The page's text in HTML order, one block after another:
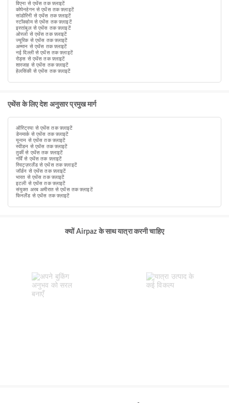
विएना से एथेंस तक फ़्लाइटें
कोपेनहेगन से एथेंस तक फ़्लाइटें
सांडोरिनी से एथेंस तक फ़्लाइटें
स्टॉकहोम से एथेंस तक फ़्लाइटें
इस्तांबुल से एथेंस तक फ़्लाइटें
ओस्लो से एथेंस तक फ़्लाइटें
ज्यूरिक से एथेंस तक फ़्लाइटें
अम्मान से एथेंस तक फ़्लाइटें
नई दिल्ली से एथेंस तक फ़्लाइटें
रोड्स से एथेंस तक फ़्लाइटें
शारजाह से एथेंस तक फ़्लाइटें
हेलसिंकी से एथेंस तक फ़्लाइटें
एथेंस के लिए देश अनुसार प्रमुख मार्ग
ऑस्ट्रिया से एथेंस तक फ़्लाइटें
डेनमार्क से एथेंस तक फ़्लाइटें
यूनान से एथेंस तक फ़्लाइटें
स्वीडन से एथेंस तक फ़्लाइटें
तुर्की से एथेंस तक फ़्लाइटें
नॉर्वे से एथेंस तक फ़्लाइटें
स्विट्ज़रलैंड से एथेंस तक फ़्लाइटें
जॉर्डन से एथेंस तक फ़्लाइटें
भारत से एथेंस तक फ़्लाइटें
इटली से एथेंस तक फ़्लाइटें
संयुक्त अरब अमीरात से एथेंस तक फ़्लाइटें
फिनलैंड से एथेंस तक फ़्लाइटें
क्यों Airpaz के साथ यात्रा करनी चाहिए